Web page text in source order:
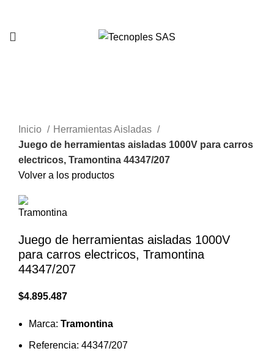
Inicio
Herramientas Aisladas
Juego de herramientas aisladas 1000V para carros
electricos, Tramontina 44347/207
Volver a los productos
Juego de herramientas aisladas 1000V
para carros electricos, Tramontina
44347/207
$4.895.487
Marca: Tramontina
Referencia: 44347/207